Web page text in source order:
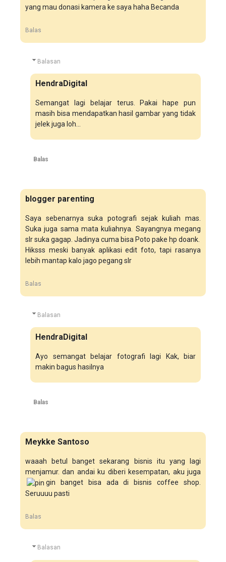
yang mau donasi kamera ke saya haha Becanda
Balas
Balasan
HendraDigital
Semangat lagi belajar terus. Pakai hape pun
masih bisa mendapatkan hasil gambar yang tidak
jelek juga loh...
Balas
blogger parenting
Saya sebenarnya suka potografi sejak kuliah mas.
Suka juga sama mata kuliahnya. Sayangnya megang
slr suka gagap. Jadinya cuma bisa Poto pake hp doank.
Hiksss meski banyak aplikasi edit foto, tapi rasanya
lebih mantap kalo jago pegang slr
Balas
Balasan
HendraDigital
Ayo semangat belajar fotografi lagi Kak, biar
makin bagus hasilnya
Balas
Meykke Santoso
waaah betul banget sekarang bisnis itu yang lagi
menjamur. dan andai ku diberi kesempatan, aku juga
gin banget bisa ada di bisnis coffee shop.
Seruuuu pasti
Balas
Balasan